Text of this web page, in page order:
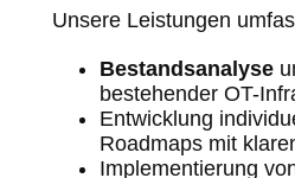
Unsere Leistungen
Bestandsanalyse
bestehender OT-
Entwicklung
Roadmaps mit
Implementierung